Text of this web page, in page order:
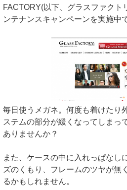
FACTORY(以下、グラスファクト
ンテナンスキャンペーンを実施中
毎日使うメガネ。何度も着けたり
ステムの部分が緩くなってしまっ
ありませんか？
また、ケースの中に入れっぱなし
ズのくもり、フレームのツヤが無
るかもしれません。